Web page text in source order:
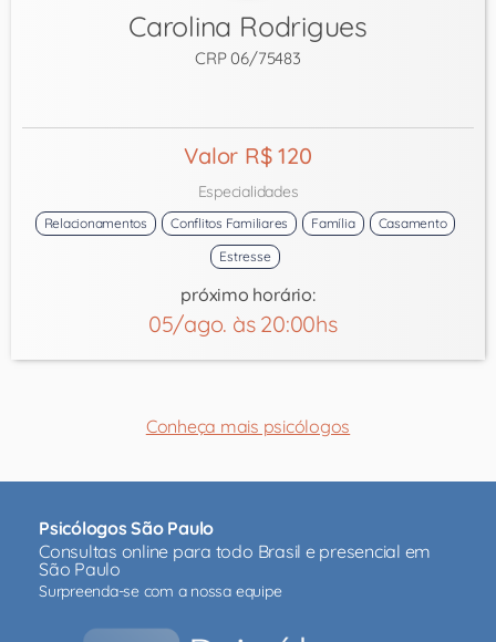
Carolina Rodrigues
CRP 06/75483
Valor R$ 120
Especialidades
Relacionamentos Conflitos Familiares Família
Casamento
Estresse
próximo horário:
05/ago. às 20:00hs
Conheça mais psicólogos
Psicólogos São Paulo
Consultas online para todo Brasil e presencial em
São Paulo
Surpreenda-se com a nossa equipe